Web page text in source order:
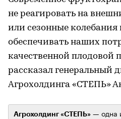
не реагировать на
или сезонные колебания
обеспечивать наших
качественной плодовой
рассказал генеральный
Агрохолдинга «СТЕПЬ»
Агрохолдинг «СТЕПЬ» — одна